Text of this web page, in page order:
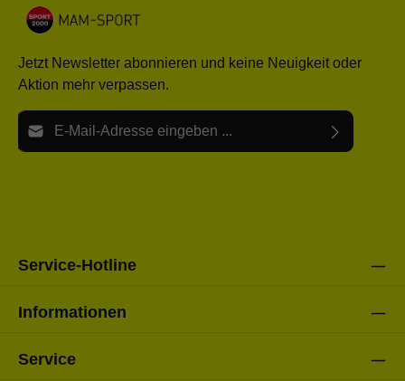
Jetzt Newsletter abonnieren und keine Neuigkeit oder
Aktion mehr verpassen.
E-Mail-Adresse*
Service-Hotline
Informationen
Service